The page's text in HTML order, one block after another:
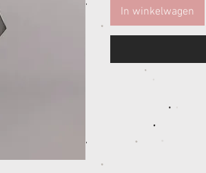
In winkelwagen